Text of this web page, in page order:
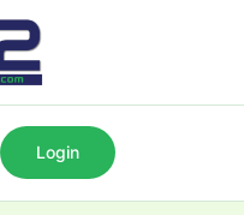
Login